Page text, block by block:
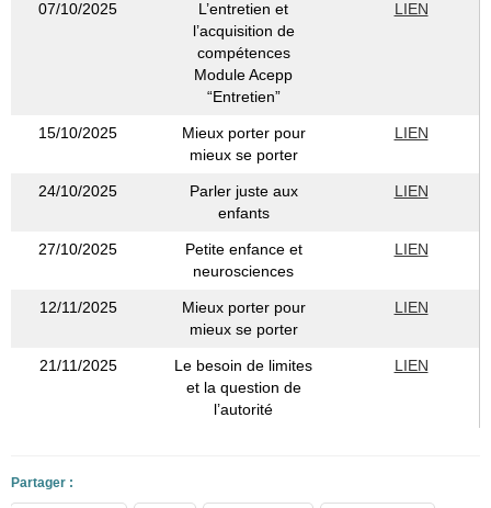
07/10/2025
L’entretien et
l’acquisition de
compétences
Module Acepp
“Entretien”
LIEN
15/10/2025
Mieux porter pour
mieux se porter
LIEN
24/10/2025
Parler juste aux
enfants
LIEN
27/10/2025
Petite enfance et
neurosciences
LIEN
12/11/2025
Mieux porter pour
mieux se porter
LIEN
21/11/2025
Le besoin de limites
et la question de
l’autorité
LIEN
Partager :